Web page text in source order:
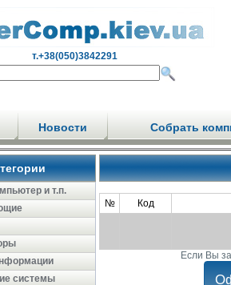
т.+38(050)3842291
Новости Собрать
и т.п.
системы
№ Код
Если Вы